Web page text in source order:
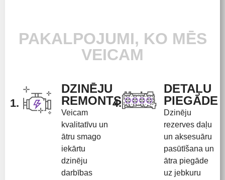
PAKALPOJUMI, KO MĒS
VEICAM
1.
DZINĒJU
REMONTS
Veicam
kvalitatīvu un
ātru smago
iekārtu
dzinēju
darbības
4.
DETAĻU
PIEGĀDE
Dzinēju
rezerves daļu
un aksesuāru
pasūtīšana un
ātra piegāde
uz jebkuru